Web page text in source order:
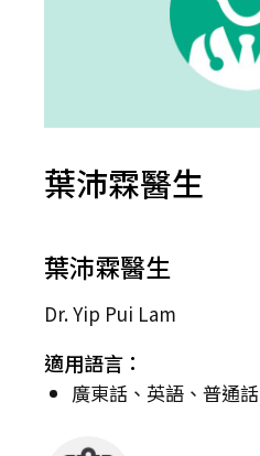
葉沛霖醫生
葉沛霖醫生
Dr. Yip Pui Lam
適用語言：
廣東話、英語、普通話